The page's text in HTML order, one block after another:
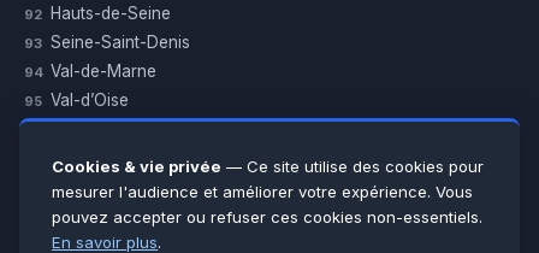
92 Hauts-de-Seine
93 Seine-Saint-Denis
94 Val-de-Marne
95 Val-d’Oise
Essonne
Seine-et-Marne
Voir toutes les villes →
Cookies & vie privée — Ce site utilise des cookies pour
mesurer l'audience et améliorer votre expérience. Vous
pouvez accepter ou refuser ces cookies non-essentiels.
En savoir plus.